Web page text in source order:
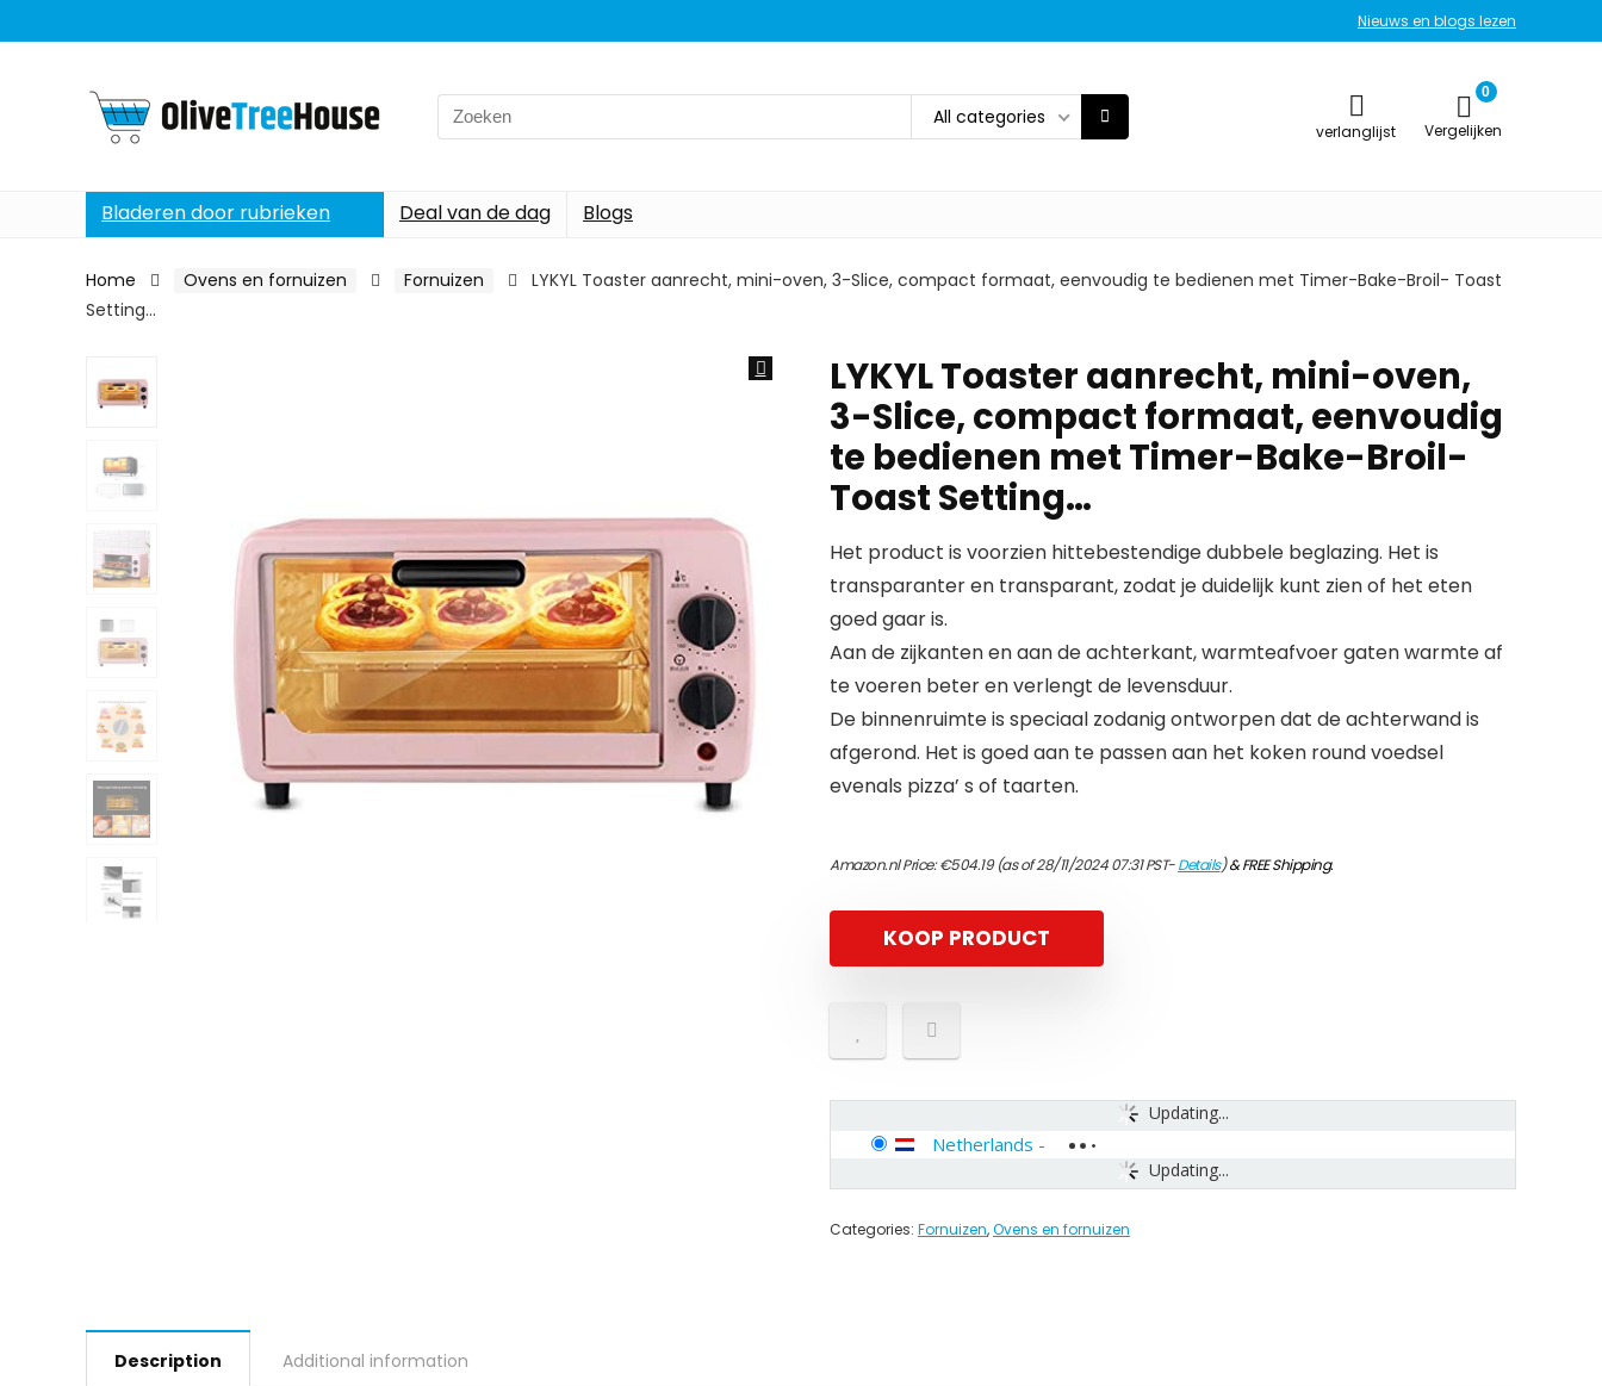
Nieuws en blogs lezen
Search
for:
All categories
verlanglijst
0
Vergelijken
Bladeren door rubrieken Deal van de dag Blogs
Home Ovens en fornuizen Fornuizen
LYKYL Toaster aanrecht, mini-oven, 3-Slice, compact formaat, eenvoudig te bedienen met Timer-Bake-Broil- Toast
Setting…
LYKYL Toaster aanrecht, mini-oven,
3-Slice, compact formaat, eenvoudig
te bedienen met Timer-Bake-Broil-
Toast Setting…
Het product is voorzien hittebestendige dubbele beglazing. Het is
transparanter en transparant, zodat je duidelijk kunt zien of het eten
goed gaar is.
Aan de zijkanten en aan de achterkant, warmteafvoer gaten warmte af
te voeren beter en verlengt de levensduur.
De binnenruimte is speciaal zodanig ontworpen dat de achterwand is
afgerond. Het is goed aan te passen aan het koken round voedsel
evenals pizza’ s of taarten.
Amazon.nl Price:€504.19(as of 28/11/2024 07:31 PST-Details)&FREE Shipping.
KOOP PRODUCT
Updating...
Updating...
Netherlands -
Categories: Fornuizen,Ovens en fornuizen
Description Additional information